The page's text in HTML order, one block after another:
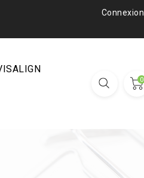
Connexion
0